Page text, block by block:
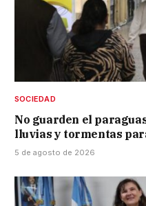
SOCIEDAD
No guarden el
lluvias y tormentas
5 de agosto de 2026